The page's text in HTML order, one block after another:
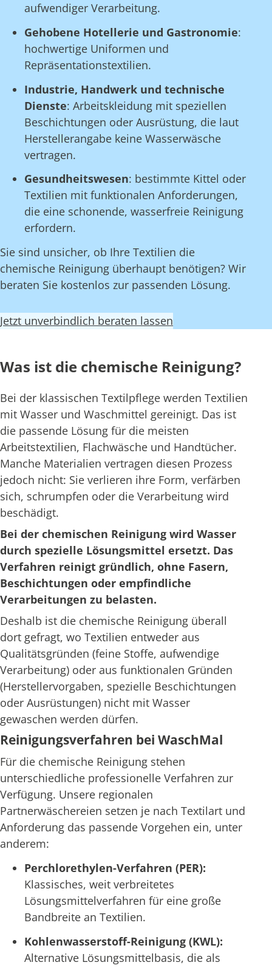
aufwendiger Verarbeitung.
Gehobene Hotellerie und Gastronomie:
hochwertige Uniformen und
Repräsentationstextilien.
Industrie, Handwerk und technische
Dienste: Arbeitskleidung mit speziellen
Beschichtungen oder Ausrüstung, die laut
Herstellerangabe keine Wasserwäsche
vertragen.
Gesundheitswesen: bestimmte Kittel oder
Textilien mit funktionalen Anforderungen,
die eine schonende, wasserfreie Reinigung
erfordern.
Sie sind unsicher, ob Ihre Textilien die
chemische Reinigung überhaupt benötigen? Wir
beraten Sie kostenlos zur passenden Lösung.
Jetzt unverbindlich beraten lassen
Was ist die chemische Reinigung?
Bei der klassischen Textilpflege werden Textilien
mit Wasser und Waschmittel gereinigt. Das ist
die passende Lösung für die meisten
Arbeitstextilien, Flachwäsche und Handtücher.
Manche Materialien vertragen diesen Prozess
jedoch nicht: Sie verlieren ihre Form, verfärben
sich, schrumpfen oder die Verarbeitung wird
beschädigt.
Bei der chemischen Reinigung wird Wasser
durch spezielle Lösungsmittel ersetzt. Das
Verfahren reinigt gründlich, ohne Fasern,
Beschichtungen oder empfindliche
Verarbeitungen zu belasten.
Deshalb ist die chemische Reinigung überall
dort gefragt, wo Textilien entweder aus
Qualitätsgründen (feine Stoffe, aufwendige
Verarbeitung) oder aus funktionalen Gründen
(Herstellervorgaben, spezielle Beschichtungen
oder Ausrüstungen) nicht mit Wasser
gewaschen werden dürfen.
Reinigungsverfahren bei WaschMal
Für die chemische Reinigung stehen
unterschiedliche professionelle Verfahren zur
Verfügung. Unsere regionalen
Partnerwäschereien setzen je nach Textilart und
Anforderung das passende Vorgehen ein, unter
anderem:
Perchlorethylen-Verfahren (PER):
Klassisches, weit verbreitetes
Lösungsmittelverfahren für eine große
Bandbreite an Textilien.
Kohlenwasserstoff-Reinigung (KWL):
Alternative Lösungsmittelbasis, die als